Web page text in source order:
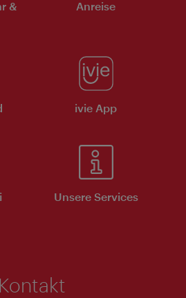
&
Anreise
ivie App
Unsere Services